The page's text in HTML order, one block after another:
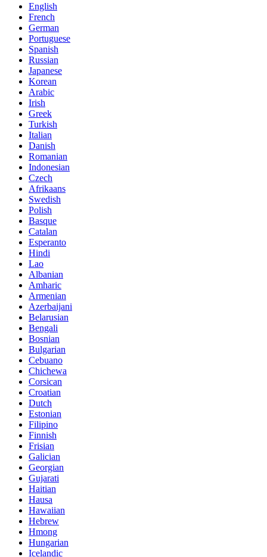
English
French
German
Portuguese
Spanish
Russian
Japanese
Korean
Arabic
Irish
Greek
Turkish
Italian
Danish
Romanian
Indonesian
Czech
Afrikaans
Swedish
Polish
Basque
Catalan
Esperanto
Hindi
Lao
Albanian
Amharic
Armenian
Azerbaijani
Belarusian
Bengali
Bosnian
Bulgarian
Cebuano
Chichewa
Corsican
Croatian
Dutch
Estonian
Filipino
Finnish
Frisian
Galician
Georgian
Gujarati
Haitian
Hausa
Hawaiian
Hebrew
Hmong
Hungarian
Icelandic